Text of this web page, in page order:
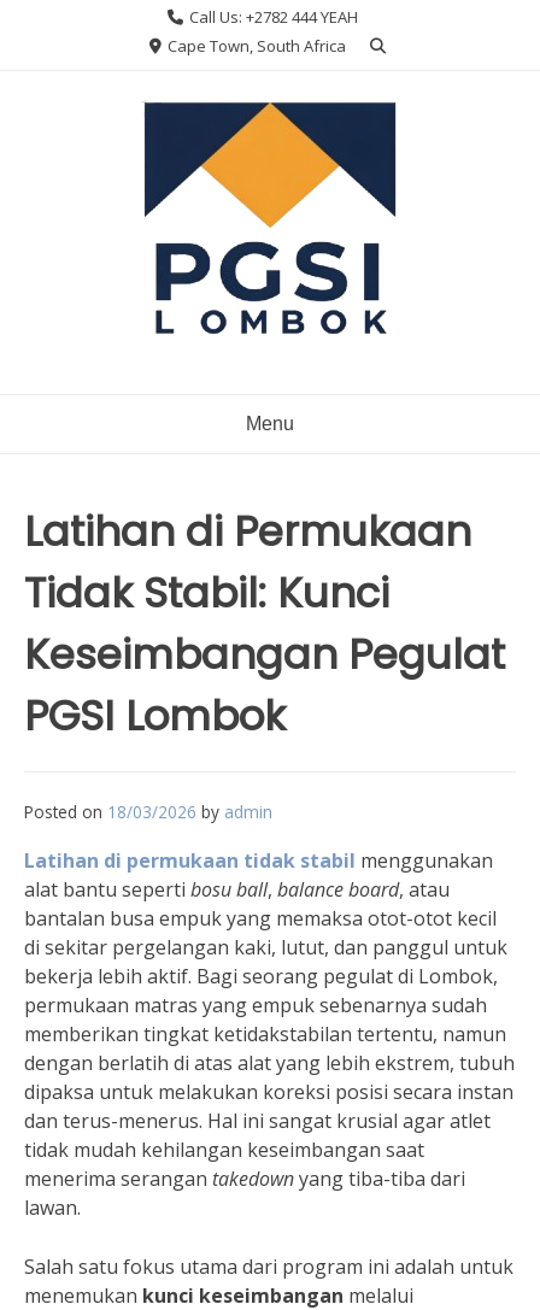
Call Us: +2782 444 YEAH
Cape Town, South Africa
Menu
Latihan di Permukaan
Tidak Stabil: Kunci
Keseimbangan Pegulat
PGSI Lombok
Posted on 18/03/2026 by admin
Latihan di permukaan tidak stabil menggunakan
alat bantu seperti bosu ball, balance board, atau
bantalan busa empuk yang memaksa otot-otot kecil
di sekitar pergelangan kaki, lutut, dan panggul untuk
bekerja lebih aktif. Bagi seorang pegulat di Lombok,
permukaan matras yang empuk sebenarnya sudah
memberikan tingkat ketidakstabilan tertentu, namun
dengan berlatih di atas alat yang lebih ekstrem, tubuh
dipaksa untuk melakukan koreksi posisi secara instan
dan terus-menerus. Hal ini sangat krusial agar atlet
tidak mudah kehilangan keseimbangan saat
menerima serangan takedownyang tiba-tiba dari
lawan.
Salah satu fokus utama dari program ini adalah untuk
menemukan kunci keseimbangan melalui